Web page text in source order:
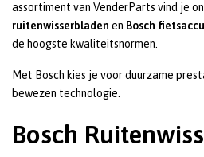
assortiment van VenderParts vind je
ruitenwisserbladen en Bosch
de hoogste kwaliteitsnormen.
Met Bosch kies je voor duurzame
bewezen technologie.
Bosch